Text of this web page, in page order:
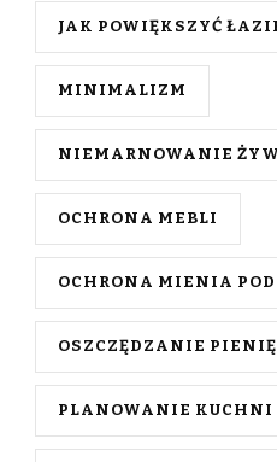
JAK POWIĘKSZYĆ
MINIMALIZM
NIEMARNOWANIE
OCHRONA MEBLI
OCHRONA MIENIA
OSZCZĘDZANIE
PLANOWANIE KUCHNI